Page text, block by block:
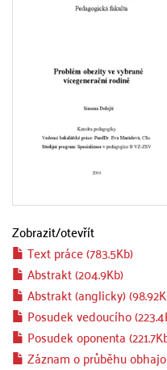
Zobrazit/otevřít
Text práce (783.5Kb)
Abstrakt (204.9Kb)
Abstrakt (anglicky)
Posudek vedoucího
Posudek oponenta
Záznam o průběhu